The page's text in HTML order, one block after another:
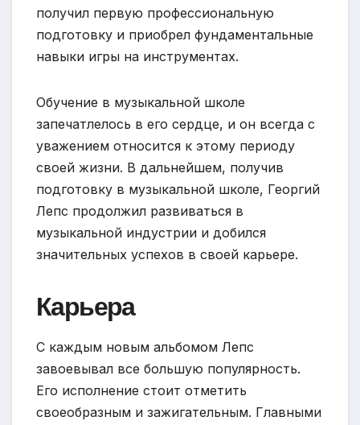
получил первую профессиональную
подготовку и приобрел фундаментальные
навыки игры на инструментах.
Обучение в музыкальной школе
запечатлелось в его сердце, и он всегда с
уважением относится к этому периоду
своей жизни. В дальнейшем, получив
подготовку в музыкальной школе, Георгий
Лепс продолжил развиваться в
музыкальной индустрии и добился
значительных успехов в своей карьере.
Карьера
С каждым новым альбомом Лепс
завоевывал все большую популярность.
Его исполнение стоит отметить
своеобразным и зажигательным. Главными